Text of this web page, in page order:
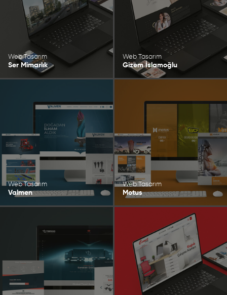
Web Tasarım
Ser Mimarlık
Web Tasarım
Gizem İslamoğlu
Web Tasarım
Valmen
Web Tasarım
Motus